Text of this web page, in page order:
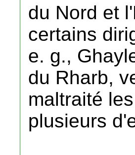
du Nord et
certains
e. g.,
du Rharb,
maltraité
plusieurs